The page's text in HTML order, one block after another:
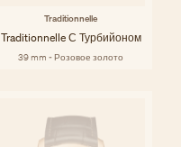
Traditionnelle
Traditionnelle С Турбийоном
39 mm - Розовое золото